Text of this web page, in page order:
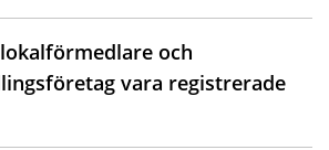
och
vara registrerade